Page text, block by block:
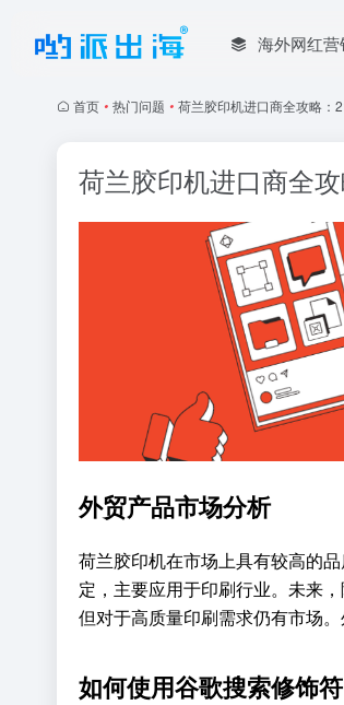
海外网红营
首页 • 热门问题 • 荷兰胶印机进口商全攻略：
荷兰胶印机进口商全
外贸产品市场分析
荷兰胶印机在市场上具有较高的
定，主要应用于印刷行业。未来
但对于高质量印刷需求仍有市场
如何使用谷歌搜索修饰